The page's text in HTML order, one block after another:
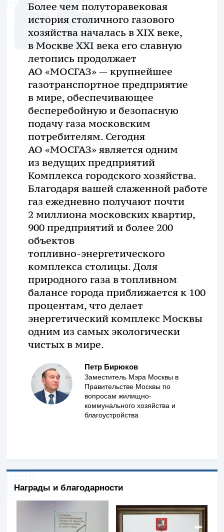
Более чем полуторавековая
история столичного газового
хозяйства началась в XIX веке,
в Москве XXI века его славную
летопись продолжает
АО «МОСГАЗ» — крупнейшее
газотранспортное предприятие
в мире, обеспечивающее
бесперебойную и безопасную
подачу газа московским
потребителям. Сегодня
АО «МОСГАЗ» является одним
из ведущих предприятий
Комплекса городского хозяйства.
Благодаря вашей слаженной работе
газ ежедневно получают почти
2 миллиона московских квартир,
900 предприятий и более 200
объектов
топливно-энергетического
комплекса столицы. Доля
природного газа в топливном
балансе города приближается к 100
процентам, что делает
энергетический комплекс Москвы
одним из самых экологически
чистых в мире.
Петр Бирюков
Заместитель Мэра Москвы в
Правительстве Москвы по
вопросам жилищно-
коммунального хозяйства и
благоустройства
Награды и благодарности